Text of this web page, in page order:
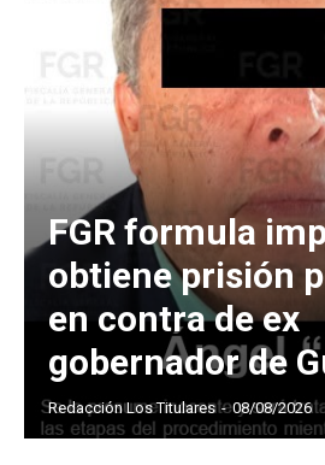
FGR formula
obtiene prisión
en contra de ex
gobernador de
Redacción Los Titulares - 08/08/2026